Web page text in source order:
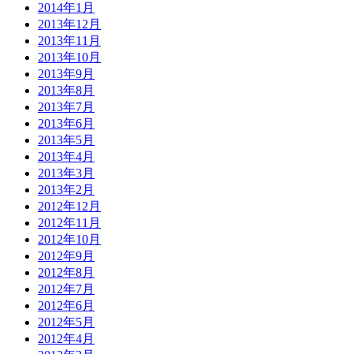
2014年1月
2013年12月
2013年11月
2013年10月
2013年9月
2013年8月
2013年7月
2013年6月
2013年5月
2013年4月
2013年3月
2013年2月
2012年12月
2012年11月
2012年10月
2012年9月
2012年8月
2012年7月
2012年6月
2012年5月
2012年4月